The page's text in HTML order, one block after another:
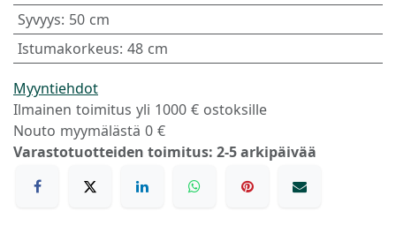
Syvyys: 50 cm
Istumakorkeus: 48 cm
Myyntiehdot
Ilmainen toimitus yli 1000 € ostoksille
Nouto myymälästä 0 €
Varastotuotteiden toimitus: 2-5 arkipäivää